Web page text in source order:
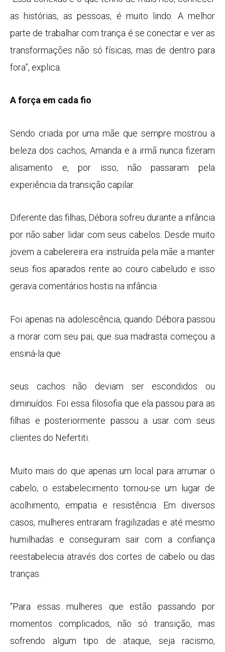
as histórias, as pessoas, é muito lindo. A melhor
parte de trabalhar com trança é se conectar e ver as
transformações não só físicas, mas de dentro para
fora”, explica.
A força em cada fio
Sendo criada por uma mãe que sempre mostrou a
beleza dos cachos, Amanda e a irmã nunca fizeram
alisamento e, por isso, não passaram pela
experiência da transição capilar.
Diferente das filhas, Débora sofreu durante a infância
por não saber lidar com seus cabelos. Desde muito
jovem a cabelereira era instruída pela mãe a manter
seus fios aparados rente ao couro cabeludo e isso
gerava comentários hostis na infância.
Foi apenas na adolescência, quando Débora passou
a morar com seu pai, que sua madrasta começou a
ensiná-la que
seus cachos não deviam ser escondidos ou
diminuídos. Foi essa filosofia que ela passou para as
filhas e posteriormente passou a usar com seus
clientes do Nefertiti.
Muito mais do que apenas um local para arrumar o
cabelo, o estabelecimento tornou-se um lugar de
acolhimento, empatia e resistência. Em diversos
casos, mulheres entraram fragilizadas e até mesmo
humilhadas e conseguiram sair com a confiança
reestabelecia através dos cortes de cabelo ou das
tranças.
“Para essas mulheres que estão passando por
momentos complicados, não só transição, mas
sofrendo algum tipo de ataque, seja racismo,